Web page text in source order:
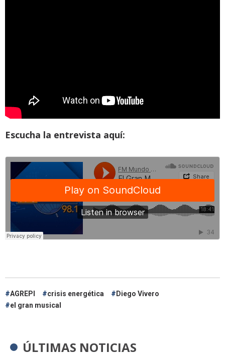
Escucha la entrevista aquí:
AGREPI crisis energética
Diego Vivero
el gran musical
ÚLTIMAS NOTICIAS